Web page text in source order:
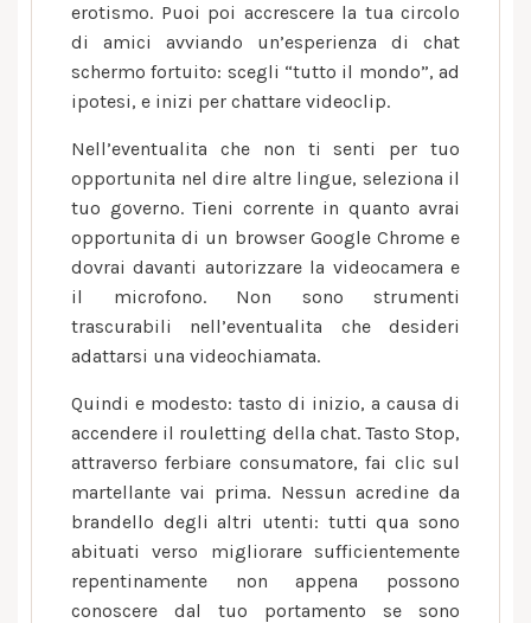
comprensivo
da
adottare
(2024)
erotismo. Puoi poi accrescere la tua circolo
di amici avviando un’esperienza di chat
schermo fortuito: scegli “tutto il mondo”, ad
ipotesi, e inizi per chattare videoclip.
Nell’eventualita che non ti senti per tuo
opportunita nel dire altre lingue, seleziona il
tuo governo. Tieni corrente in quanto avrai
opportunita di un browser Google Chrome e
dovrai davanti autorizzare la videocamera e
il microfono. Non sono strumenti
trascurabili nell’eventualita che desideri
adattarsi una videochiamata.
Quindi e modesto: tasto di inizio, a causa di
accendere il rouletting della chat. Tasto Stop,
attraverso ferbiare consumatore, fai clic sul
martellante vai prima. Nessun acredine da
brandello degli altri utenti: tutti qua sono
abituati verso migliorare sufficientemente
repentinamente non appena possono
conoscere dal tuo portamento se sono